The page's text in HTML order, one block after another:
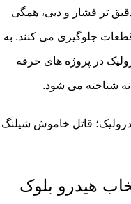
تر فشار و دبی، همگی
جلوگیری می کنند. به
در پروژه های حرفه
شناخته می شود.
قاتل خاموش شیلنگ
هیدرو بلوک